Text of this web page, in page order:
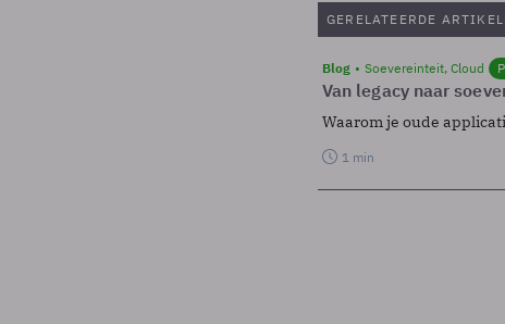
GERELATEERDE
Blog Soevereinteit, Cloud
Van legacy naar
Waarom je oude
1 min